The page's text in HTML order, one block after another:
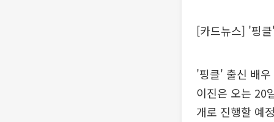
[카드뉴스] '핑
'핑클' 출신 배
이진은 오는 20
개로 진행할 예